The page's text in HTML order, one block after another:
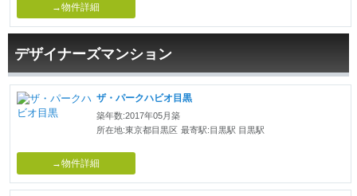
→物件詳細
デザイナーズマンション
ザ・パークハビオ目黒
築年数:2017年05月築
所在地:東京都目黒区 最寄駅:目黒駅 目黒駅
→物件詳細